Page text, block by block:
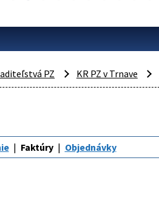
PZ KR PZ v Trnave
Faktúry Objednávky